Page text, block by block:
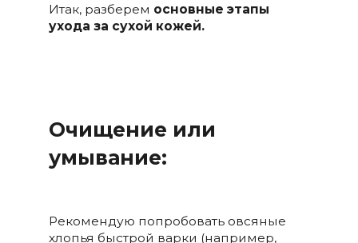
Итак, разберем основные этапы
ухода за сухой кожей.
Очищение или
умывание:
Рекомендую попробовать овсяные
хлопья быстрой варки (например,